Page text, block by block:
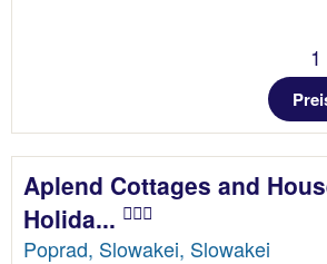
Aplend Cottages and
Holida...
Poprad, Slowakei, Slowakei